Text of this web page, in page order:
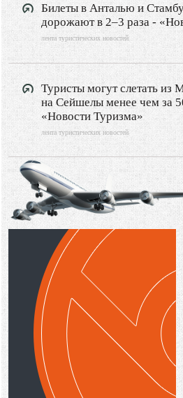
Билеты в Анталью и
дорожают в 2–3 раза -
лента туристических новостей
Туристы могут слетать из
на Сейшелы менее чем за
«Новости Туризма»
лента туристических новостей